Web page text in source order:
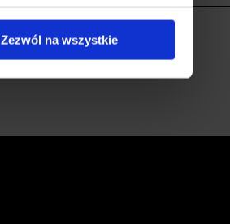
Zezwól na wszystkie